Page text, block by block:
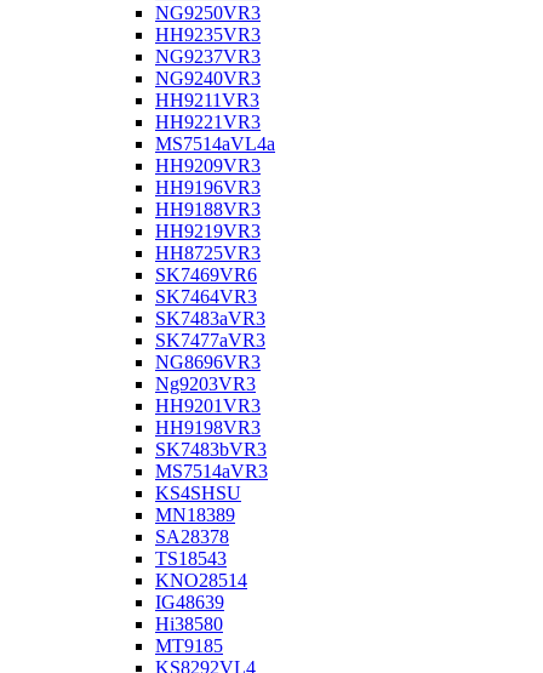
NG9250VR3
HH9235VR3
NG9237VR3
NG9240VR3
HH9211VR3
HH9221VR3
MS7514aVL4a
HH9209VR3
HH9196VR3
HH9188VR3
HH9219VR3
HH8725VR3
SK7469VR6
SK7464VR3
SK7483aVR3
SK7477aVR3
NG8696VR3
Ng9203VR3
HH9201VR3
HH9198VR3
SK7483bVR3
MS7514aVR3
KS4SHSU
MN18389
SA28378
TS18543
KNO28514
IG48639
Hi38580
MT9185
KS8292VL4